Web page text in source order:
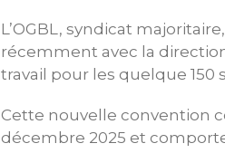
L’OGBL, syndicat
récemment avec la
travail pour les quelque 150
Cette nouvelle convention
décembre 2025 et